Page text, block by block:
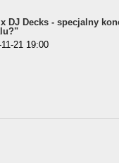
DJ Decks - specjalny
21 19:00